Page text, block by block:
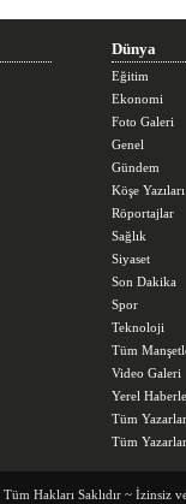
Dünya
Eğitim
Ekonomi
Foto Galeri
Genel
Gündem
Köşe Yazıları
Röportajlar
Sağlık
Siyaset
Son Dakika
Spor
Teknoloji
Tüm
Video Galeri
Yerel
Tüm Yazarlar
Tüm Yazarlar
Tüm Hakları Saklıdır ~ İzinsiz